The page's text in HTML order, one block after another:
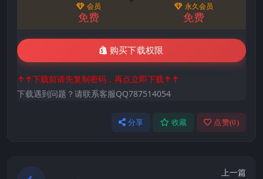
会员
免费
永久会员
免费
购买下载权限
↑↑下载前请先复制密码，再点立即下载↑↑
下载遇到问题？请联系客服QQ787514054
分享 收藏 点赞(0)
上一篇